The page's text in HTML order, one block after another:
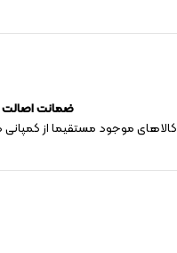
ضمانت اصالت
کالاهای موجود مستقیما از